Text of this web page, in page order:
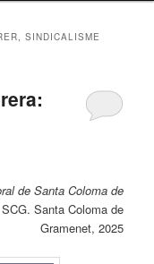
SINDICALISME
de Santa Coloma de
Santa Coloma de
Gramenet, 2025